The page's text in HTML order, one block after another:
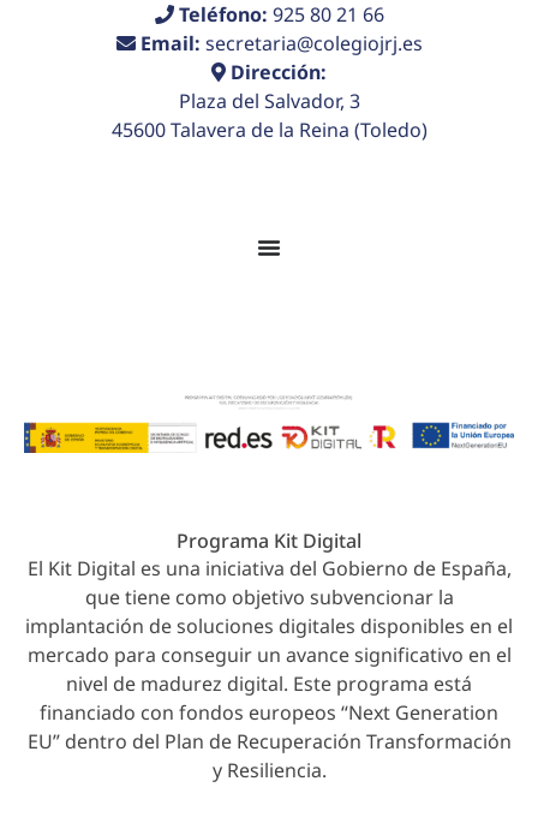
Teléfono: 925 80 21 66
Email: secretaria@colegiojrj.es
Dirección:
Plaza del Salvador, 3
45600 Talavera de la Reina (Toledo)
Programa Kit Digital
El Kit Digital es una iniciativa del Gobierno de España,
que tiene como objetivo subvencionar la
implantación de soluciones digitales disponibles en el
mercado para conseguir un avance significativo en el
nivel de madurez digital. Este programa está
financiado con fondos europeos “Next Generation
EU” dentro del Plan de Recuperación Transformación
y Resiliencia.